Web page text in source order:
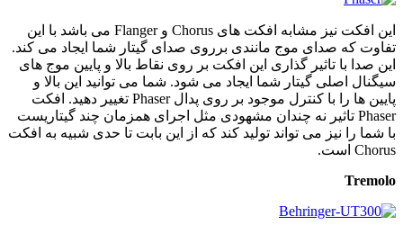
این افکت نیز مشابه افکت های Chorus و Flanger می باشد با این
تفاوت که صدای موج مانندی برروی صدای گیتار شما ایجاد می کند.
این صدا با تاثیر گذاری این افکت بر روی نقاط بالا و پایین موج های
سیگنال اصلی گیتار شما ایجاد می شود. شما می توانید این بالا و
پایین ها را با کنترل موجود بر روی پدال Phaser تغییر دهید. افکت
Phaser تاثیر نه چندان مشهودی مثل اجرای همزمان چند گیتاریست
با شما را نیز می تواند تولید کند که از این بابت تا حدی شبیه به افکت
Chorus است.
Tremolo